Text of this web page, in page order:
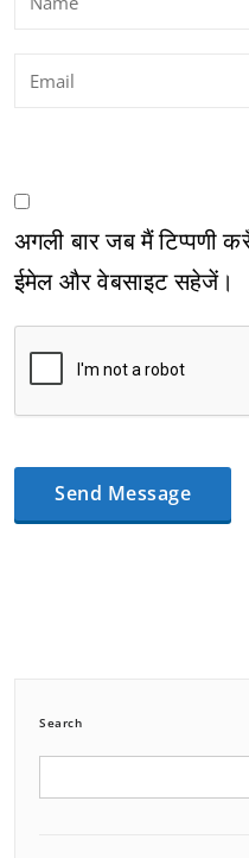
अगली बार जब मैं टिप्पणी
ईमेल और वेबसाइट सहेजें।
Search
Search